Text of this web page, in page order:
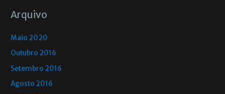
Arquivo
Maio 2020
Outubro 2016
Setembro 2016
Agosto 2016